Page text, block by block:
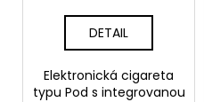
DETAIL
Elektronická cigareta
typu Pod s integrovanou